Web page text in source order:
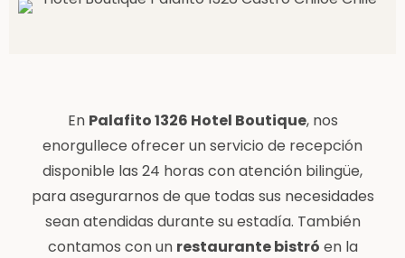
En Palafito 1326 Hotel Boutique, nos
enorgullece ofrecer un servicio de recepción
disponible las 24 horas con atención bilingüe,
para asegurarnos de que todas sus necesidades
sean atendidas durante su estadía. También
contamos con un restaurante bistró en la